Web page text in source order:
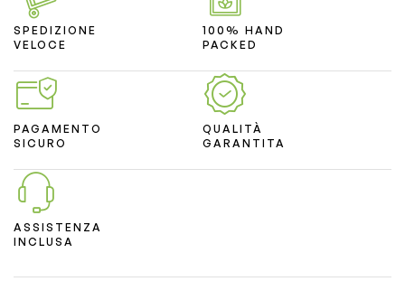
SPEDIZIONE
VELOCE
100% HAND
PACKED
PAGAMENTO
SICURO
QUALITÀ
GARANTITA
ASSISTENZA
INCLUSA